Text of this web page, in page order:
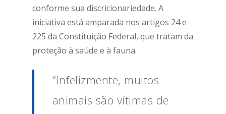
conforme sua discricionariedade. A
iniciativa está amparada nos artigos 24 e
225 da Constituição Federal, que tratam da
proteção à saúde e à fauna.
“Infelizmente, muitos
animais são vítimas de